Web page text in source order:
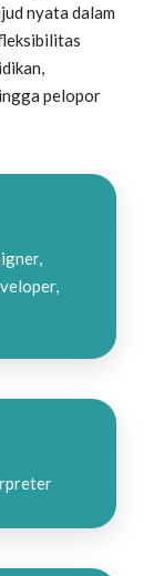
nyata dalam
pelopor